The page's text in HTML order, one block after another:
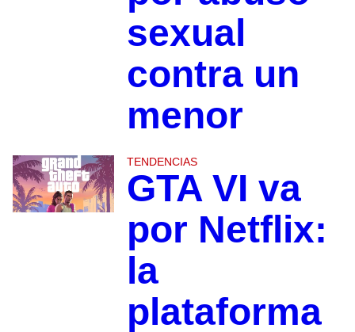
sexual
contra un
menor
TENDENCIAS
GTA VI va
por Netflix:
la
plataforma